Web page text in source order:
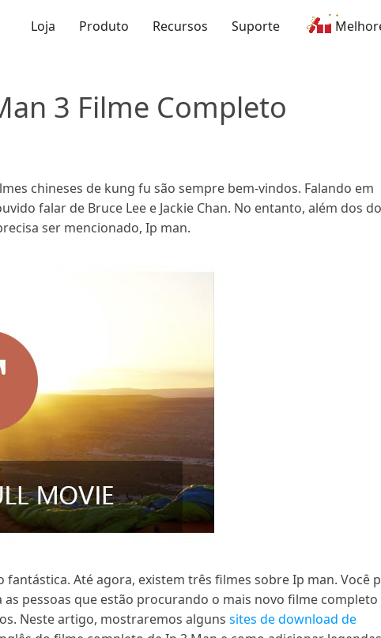
Loja Produto Recursos Suporte
3 Filme Completo
chineses de kung fu são sempre bem-vindos. Falando em
falar de Bruce Lee e Jackie Chan. No entanto, além dos
ser mencionado, Ip man.
Até agora, existem três filmes sobre Ip man. Você
pessoas que estão procurando o mais novo filme completo
Neste artigo, mostraremos alguns sites de download de